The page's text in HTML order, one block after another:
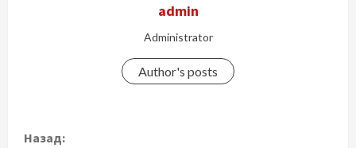
admin
Administrator
Author's posts
П
Назад: